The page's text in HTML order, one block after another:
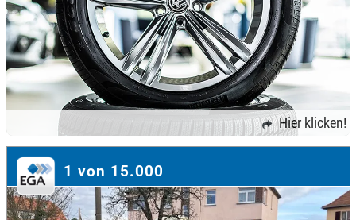
Hier klicken!
1 von 15.000